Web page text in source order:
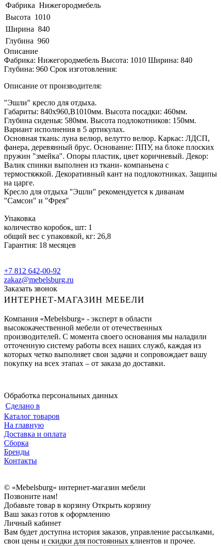
Фабрика Нижегородмебель
Высота 1010
Ширина 840
Глубина 960
Описание
Фабрика: Нижегородмебель Высота: 1010 Ширина: 840
Глубина: 960 Срок изготовления:
Описание от производителя:
"Эшли" кресло для отдыха.
Габариты: 840х960,В1010мм. Высота посадки: 460мм.
Глубина сиденья: 580мм. Высота подлокотников: 150мм.
Вариант исполнения в 5 артикулах.
Основная ткань: луна велюр, велутто велюр. Каркас: ЛДСП,
фанера, деревянный брус. Основание: ППУ, на блоке плоских
пружин "змейка". Опоры пластик, цвет коричневый. Декор:
Валик спинки выполнен из ткани- компаньена с
термостяжкой. Декоративный кант на подлокотниках. Защипы
на царге.
Кресло для отдыха "Эшли" рекомендуется к диванам
"Самсон" и "Фрея"
Упаковка
количество коробок, шт: 1
общий вес с упаковкой, кг: 26,8
Гарантия: 18 месяцев
+7 812 642-00-92
zakaz@mebelsburg.ru
Заказать звонок
ИНТЕРНЕТ-МАГАЗИН МЕБЕЛИ
Компания «Mebelsburg» - эксперт в области
высококачественной мебели от отечественных
производителей. С момента своего основания мы наладили
отточенную систему работы всех наших служб, каждая из
которых четко выполняет свои задачи и сопровождает вашу
покупку на всех этапах – от заказа до доставки.
Обработка персональных данных
Сделано в
Каталог товаров
На главную
Доставка и оплата
Сборка
Бренды
Контакты
© «Mebelsburg» интернет-магазин мебели
Позвоните нам!
Добавьте товар в корзину Открыть корзину
Ваш заказ готов к оформлению
Личный кабинет
Вам будет доступна история заказов, управление рассылками,
свои цены и скидки для постоянных клиентов и прочее.